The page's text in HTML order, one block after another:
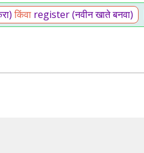
किंवा register (नवीन खाते बनवा)